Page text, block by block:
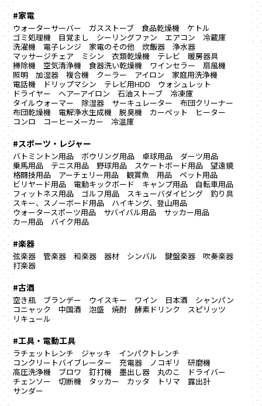
#家電
ウォーターサーバー ガスストーブ 食品乾燥機
ケトル
ゴミ処理機
目覚まし シーリングファン エアコン
冷蔵庫
洗濯機
電子レンジ 家電のその他 炊飯器
浄水器
マッサージチェア
ミシン 衣類乾燥機 テレビ
暖房器具
掃除機
空気清浄機 食器洗い乾燥機 ワインセラー
扇風機
照明
加湿器 複合機 クーラー アイロン
家庭用洗浄機
電話機
ドリップマシン テレビ用HDD
ウォシュレット
ドライヤー
ヘアーアイロン 石油ストーブ
冷凍庫
タイルウォーマー
除湿器 サーキュレーター
布団クリーナー
布団乾燥機
電解浄水生成機 脱臭機 カーペット
ヒーター
コンロ
コーヒーメーカー 冷温庫
#スポーツ・レジャー
バトミントン用品 ボウリング用品 卓球用品
ダーツ用品
乗馬用品
テニス用品 野球用品 スケートボード用品
望遠鏡
格闘技用品
アーチェリー用品 観賞魚 用品
ペット用品
ビリヤード用品
電動キックボード キャンプ用品
自転車用品
フィットネス用品
ゴルフ用品 スキューバダイビング
釣り具
スキー、スノーボード用品
ハイキング、登山用品
ウォータースポーツ用品
サバイバル用品
サッカー用品
カー用品
バイク用品
#楽器
弦楽器 管楽器 和楽器 器材 シンバル 鍵盤楽器
吹奏楽器
打楽器
#古酒
空き瓶 ブランデー ウイスキー ワイン 日本酒
シャンパン
コニャック
中国酒 泡盛 焼酎 酵素ドリンク
スピリッツ
リキュール
#工具・電動工具
ラチェットレンチ ジャッキ
インパクトレンチ
コンクリートバイブレーター
充電器 ノコギリ
研磨機
高圧洗浄機
ブロワ 釘打機 墨出し器 丸のこ
ドライバー
チェンソー
切断機 タッカー カッタ トリマ
露出計
サンダー